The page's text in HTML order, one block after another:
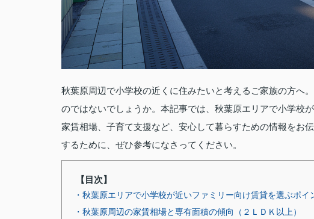
秋葉原周辺で小学校の近くに住みたいと考えるご家族の方へ
のではないでしょうか。本記事では、秋葉原エリアで小学校
家賃相場、子育て支援など、安心して暮らすための情報をお
するために、ぜひ参考になさってください。
【目次】
・秋葉原エリアで小学校が近いファミリー向け賃貸を選ぶポイ
・秋葉原周辺の家賃相場と専有面積の傾向（２ＬＤＫ以上）